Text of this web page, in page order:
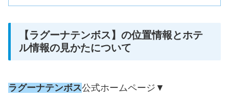
【ラグーナテンボス】の位置情報とホテ
ル情報の見かたについて
ラグーナテンボス公式ホームページ▼